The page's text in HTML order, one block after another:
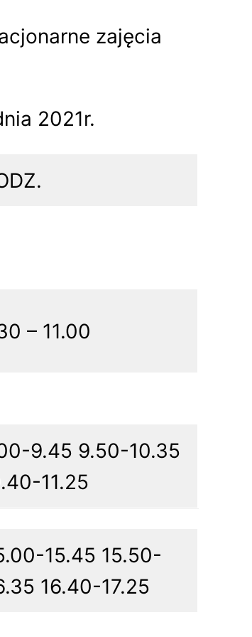
zajęcia
2021r.
– 11.00
9.45 9.50-10.35
11.25
15.45 15.50-
16.40-17.25